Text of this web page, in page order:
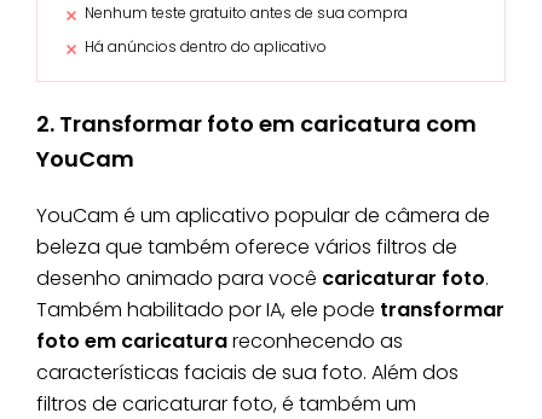
Nenhum teste gratuito antes de sua compra
Há anúncios dentro do aplicativo
2. Transformar foto em caricatura com
YouCam
YouCam é um aplicativo popular de câmera de
beleza que também oferece vários filtros de
desenho animado para você caricaturar foto.
Também habilitado por IA, ele pode transformar
foto em caricaturareconhecendo as
características faciais de sua foto. Além dos
filtros de caricaturar foto, é também um